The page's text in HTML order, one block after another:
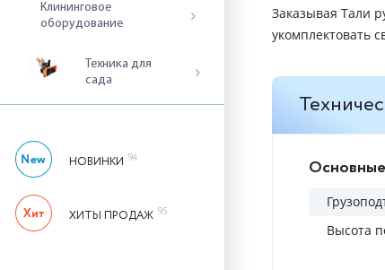
Клининговое
оборудование
Техника для
сада
НОВИНКИ 94
ХИТЫ ПРОДАЖ 95
Заказывая Тали
укомплектовать
Высота